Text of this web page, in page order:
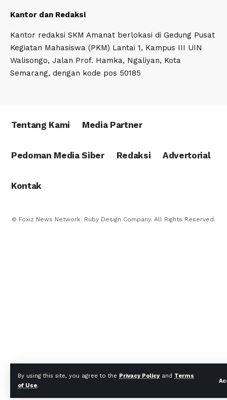
By using this site, you agree to the Privacy Policyand Terms
of Use.
Kantor dan Redaksi
Kantor redaksi SKM Amanat berlokasi di Gedung Pusat
Kegiatan Mahasiswa (PKM) Lantai 1, Kampus III UIN
Walisongo, Jalan Prof. Hamka, Ngaliyan, Kota
Semarang, dengan kode pos 50185
Tentang Kami Media Partner
Pedoman Media Siber Redaksi Advertorial
Kontak
© Foxiz News Network. Ruby Design Company. All Rights Reserved.